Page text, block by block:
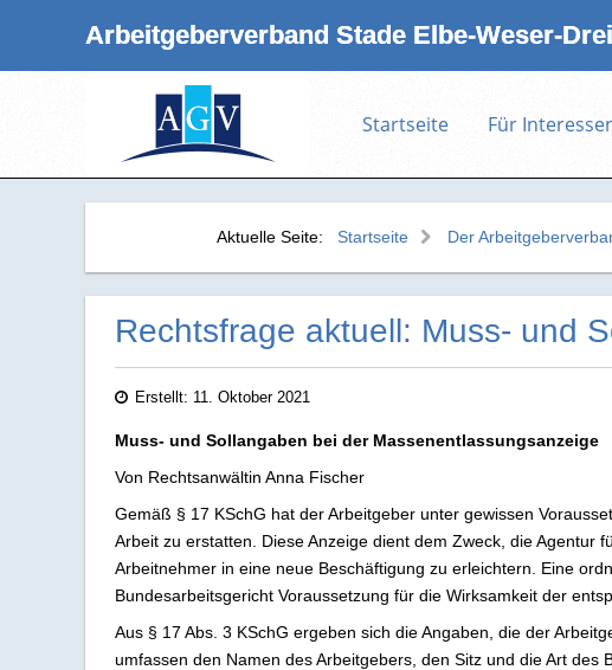
Arbeitgeberverband Stade
Startseite Für
Aktuelle Seite: Startseite Der
Rechtsfrage aktuell: Muss- und
Erstellt: 11. Oktober 2021
Muss- und Sollangaben bei der Massenentlassungsanzeige
Von Rechtsanwältin Anna Fischer
Gemäß § 17 KSchG hat der Arbeitgeber unter gewissen
Arbeit zu erstatten. Diese Anzeige dient dem Zweck, die Agentur
Arbeitnehmer in eine neue Beschäftigung zu erleichtern. Eine
Bundesarbeitsgericht Voraussetzung für die Wirksamkeit der
Aus § 17 Abs. 3 KSchG ergeben sich die Angaben, die der
umfassen den Namen des Arbeitgebers, den Sitz und die Art